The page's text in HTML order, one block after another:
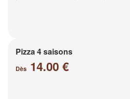
Pizza 4 saisons
Dès 14.00 €